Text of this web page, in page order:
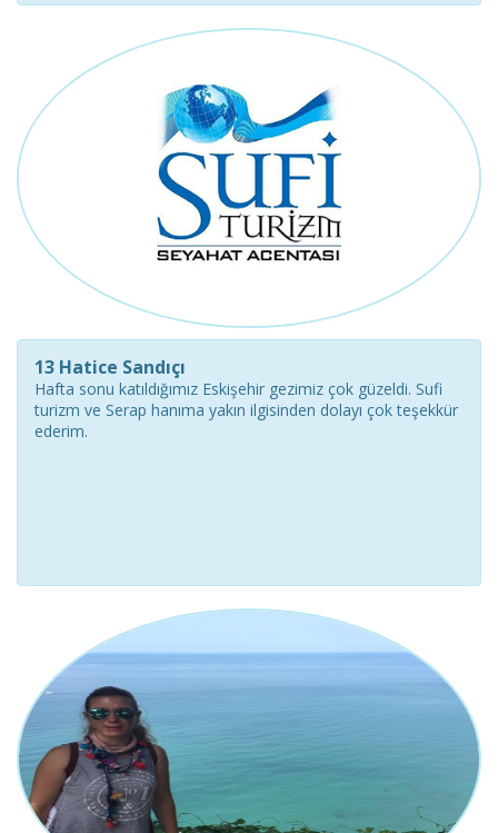
13 Hatice Sandıçı
Hafta sonu katıldığımız Eskişehir gezimiz çok güzeldi. Sufi
turizm ve Serap hanıma yakın ilgisinden dolayı çok teşekkür
ederim.